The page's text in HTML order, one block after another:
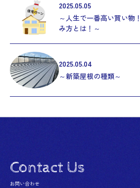
2025.05.05
～人生で一番高い買い物
み方とは！～
2025.05.04
～新築屋根の種類～
Contact Us
お問い合わせ